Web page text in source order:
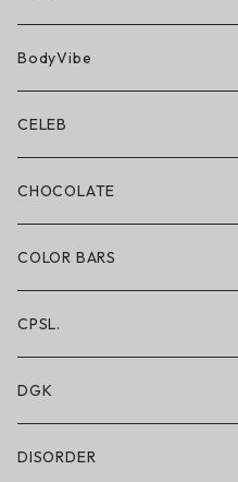
BN3TH × ON THE ROAM
ボクサーブリーフ/ショート丈
ボクサーブリーフ/ロング丈
ショートパンツ/2 IN 1
レギンス/フルレングス10分丈
水着/スイムウェア
BodyVibe
CELEB
CHOCOLATE
COLOR BARS
CPSL.
DGK
DISORDER